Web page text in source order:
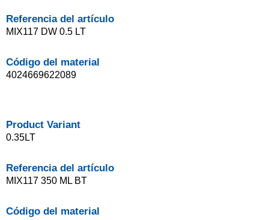
Referencia del artículo
MIX117 DW 0.5 LT
Código del material
4024669622089
Product Variant
0.35LT
Referencia del artículo
MIX117 350 ML BT
Código del material